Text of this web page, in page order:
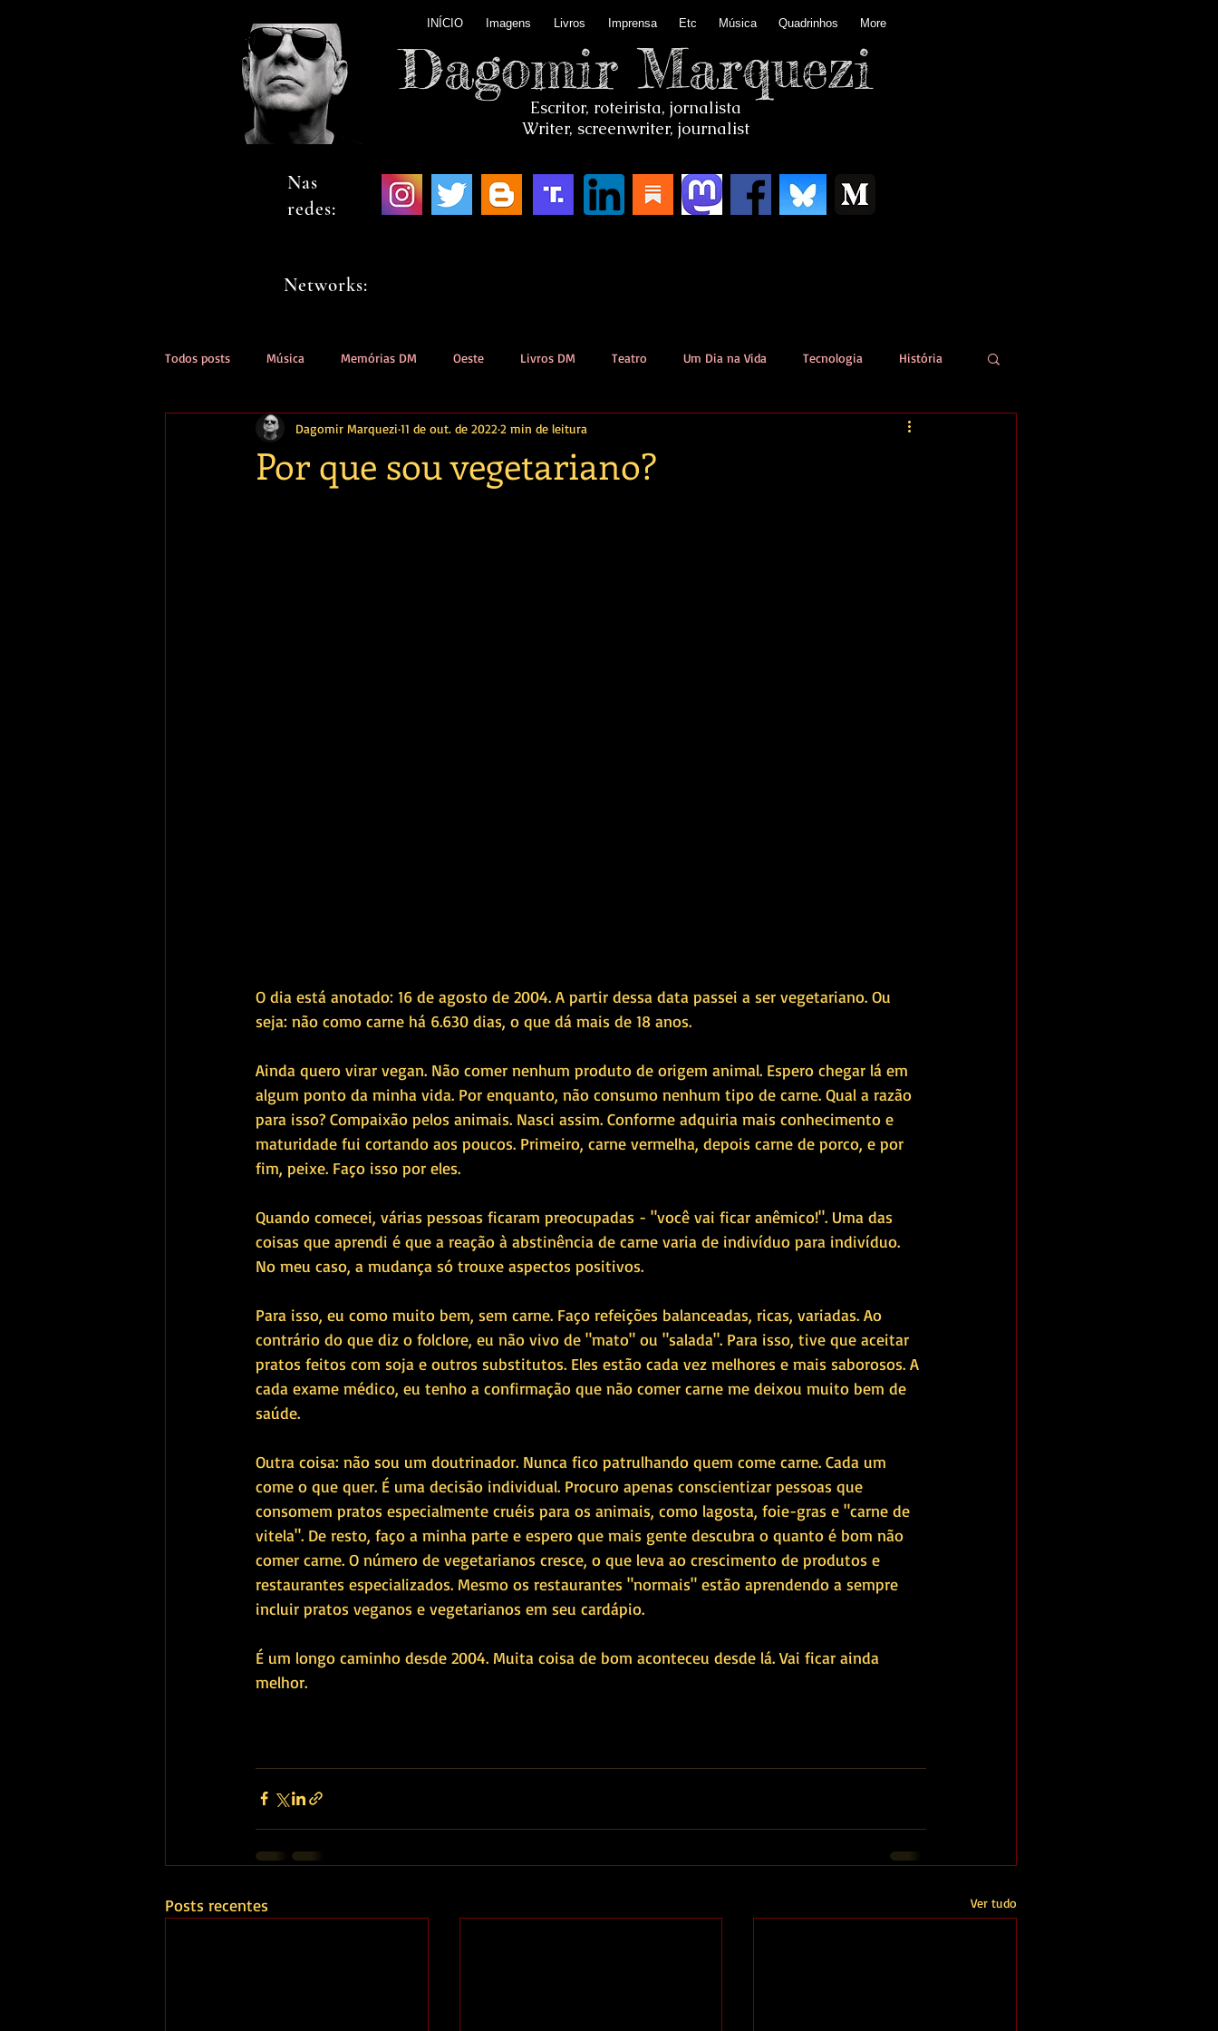
INÍCIO Imagens Livros Imprensa Etc Música Quadrinhos More
Dagomir Marquezi
Escritor, roteirista, jornalista
Writer, screenwriter, journalist
Nas
redes:
Networks:
Todos posts Música Memórias DM Oeste Livros DM Teatro Um Dia na Vida Tecnologia História
Por que sou vegetariano?
Dagomir Marquezi 11 de out. de 2022 2 min de leitura
O dia está anotado: 16 de agosto de 2004. A partir dessa data passei a ser vegetariano. Ou
seja: não como carne há 6.630 dias, o que dá mais de 18 anos.
Ainda quero virar vegan. Não comer nenhum produto de origem animal. Espero chegar lá em
algum ponto da minha vida. Por enquanto, não consumo nenhum tipo de carne. Qual a razão
para isso? Compaixão pelos animais. Nasci assim. Conforme adquiria mais conhecimento e
maturidade fui cortando aos poucos. Primeiro, carne vermelha, depois carne de porco, e por
fim, peixe. Faço isso por eles.
Quando comecei, várias pessoas ficaram preocupadas - "você vai ficar anêmico!". Uma das
coisas que aprendi é que a reação à abstinência de carne varia de indivíduo para indivíduo.
No meu caso, a mudança só trouxe aspectos positivos.
Para isso, eu como muito bem, sem carne. Faço refeições balanceadas, ricas, variadas. Ao
contrário do que diz o folclore, eu não vivo de "mato" ou "salada". Para isso, tive que aceitar
pratos feitos com soja e outros substitutos. Eles estão cada vez melhores e mais saborosos. A
cada exame médico, eu tenho a confirmação que não comer carne me deixou muito bem de
saúde.
Outra coisa: não sou um doutrinador. Nunca fico patrulhando quem come carne. Cada um
come o que quer. É uma decisão individual. Procuro apenas conscientizar pessoas que
consomem pratos especialmente cruéis para os animais, como lagosta, foie-gras e "carne de
vitela". De resto, faço a minha parte e espero que mais gente descubra o quanto é bom não
comer carne. O número de vegetarianos cresce, o que leva ao crescimento de produtos e
restaurantes especializados. Mesmo os restaurantes "normais" estão aprendendo a sempre
incluir pratos veganos e vegetarianos em seu cardápio.
É um longo caminho desde 2004. Muita coisa de bom aconteceu desde lá. Vai ficar ainda
melhor.
Posts recentes Ver tudo